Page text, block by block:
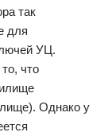
так
для
УЦ.
что
Однако у